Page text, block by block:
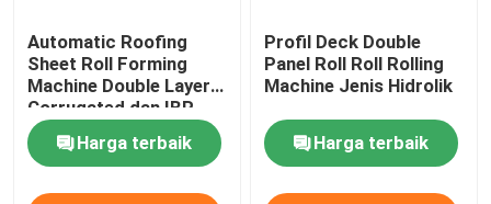
Automatic Roofing
Sheet Roll Forming
Machine Double Layer
Corrugated dan IBR
Harga terbaik
Profil Deck Double
Panel Roll Roll Rolling
Machine Jenis Hidrolik
Harga terbaik